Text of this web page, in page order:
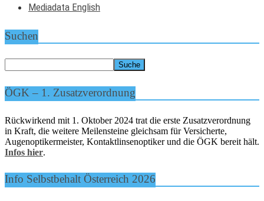
Mediadata English
Suchen
ÖGK – 1. Zusatzverordnung
Rückwirkend mit 1. Oktober 2024 trat die erste Zusatzverordnung
in Kraft, die weitere Meilensteine gleichsam für Versicherte,
Augenoptikermeister, Kontaktlinsenoptiker und die ÖGK bereit hält.
Infos hier.
Info Selbstbehalt Österreich 2026